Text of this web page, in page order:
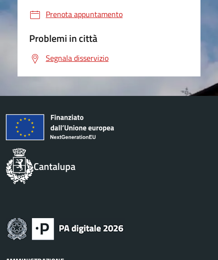
Prenota appuntamento
Problemi in città
Segnala disservizio
Cantalupa